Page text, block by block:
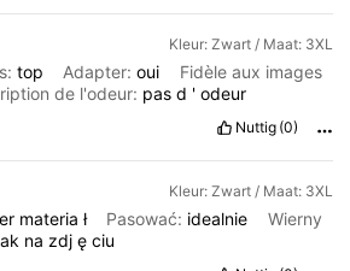
Kleur: Zwart / Maat: 3XL
top Adapter:oui
Fidèle aux images
de l'odeur: pasd 'odeur
Nuttig (0)
Kleur: Zwart / Maat: 3XL
materiał Pasować: idealnie
Wierny
na zdjęciu